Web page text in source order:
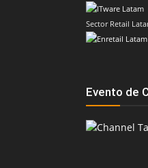
Sector Retail
Evento de